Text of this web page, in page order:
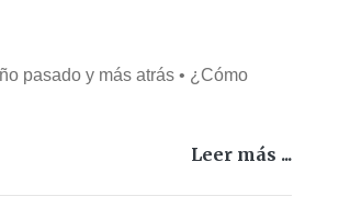
pasado y más atrás • ¿Cómo
Leer más ...